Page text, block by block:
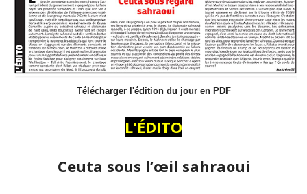
Télécharger l'édition du jour en PDF
L'ÉDITO
Ceuta sous l’œil sahraoui